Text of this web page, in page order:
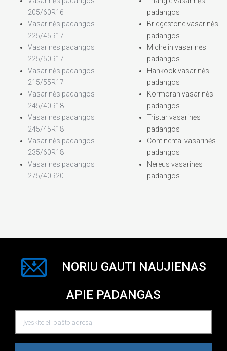
205/60R16
Vasarinės padangos
225/45R17
Vasarinės padangos
225/50R17
Vasarinės padangos
215/55R17
Vasarinės padangos
245/40R18
Vasarinės padangos
245/45R18
Vasarinės padangos
235/60R18
Vasarinės padangos
275/40R20
padangos
Bridgestone vasarinės
padangos
Michelin vasarinės
padangos
Hankook vasarinės
padangos
Kormoran vasarinės
padangos
Tristar vasarinės
padangos
Continental vasarinės
padangos
Nereus vasarinės
padangos
NORIU GAUTI NAUJIENAS
APIE PADANGAS